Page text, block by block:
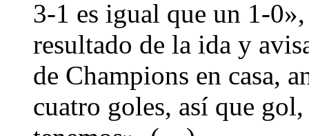
3-1 es igual que un 1-
resultado de la ida y
de Champions en casa,
cuatro goles, así que